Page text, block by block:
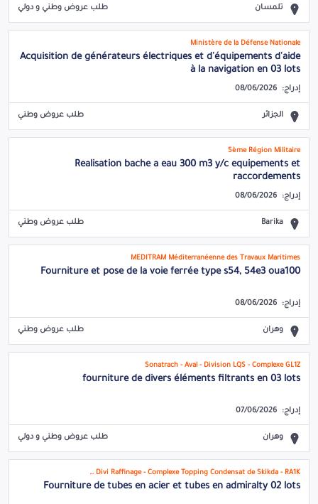
تلمسان طلب عروض وطني و دولي
Ministère de la Défense Nationale
Acquisition de générateurs électriques et d'équipements d'aide
à la navigation en 03 lots
إدراج: 08/06/2026
الجزائر طلب عروض وطني
5ème Région Militaire
Realisation bache a eau 300 m3 y/c equipements et
raccordements
إدراج: 08/06/2026
Barika طلب عروض وطني
MEDITRAM Méditerranéenne des Travaux Maritimes
Fourniture et pose de la voie ferrée type s54, 54e3 oua100
إدراج: 08/06/2026
وهران طلب عروض وطني
Sonatrach - Aval - Division LQS - Complexe GL1Z
fourniture de divers éléments filtrants en 03 lots
إدراج: 07/06/2026
وهران طلب عروض وطني و دولي
Sonatrach - Divi Raffinage - Complexe Topping Condensat de Skikda - RA1K
Fourniture de tubes en acier et tubes en admiralty 02 lots